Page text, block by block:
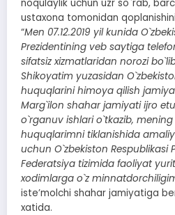
noqulaylik uchun uzr so`rab,
ustaxona tomonidan
“Men 07.12.2019 yil kunida
Prezidentining veb saytiga
sifatsiz xizmatlaridan norozi
Shikoyatim yuzasidan
huquqlarini himoya qilish
Marg`ilon shahar jamiyati ijro
o`rganuv ishlari o`tkazib,
huquqlarimni tiklanishida
uchun O`zbekiston Respublikasi
Federatsiya tizimida faoliyat
xodimlarga o`z
isteʼmolchi shahar jamiyatiga
xatida.